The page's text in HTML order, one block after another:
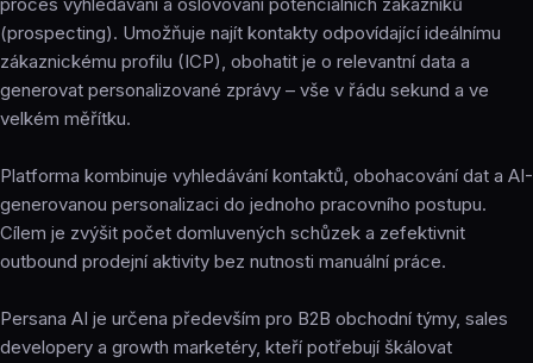
(prospecting). Umožňuje najít kontakty odpovídající ideálnímu
zákaznickému profilu (ICP), obohatit je o relevantní data a
generovat personalizované zprávy – vše v řádu sekund a ve
velkém měřítku.
Platforma kombinuje vyhledávání kontaktů, obohacování dat a AI-
generovanou personalizaci do jednoho pracovního postupu.
Cílem je zvýšit počet domluvených schůzek a zefektivnit
outbound prodejní aktivity bez nutnosti manuální práce.
Persana AI je určena především pro B2B obchodní týmy, sales
developery a growth marketéry, kteří potřebují škálovat